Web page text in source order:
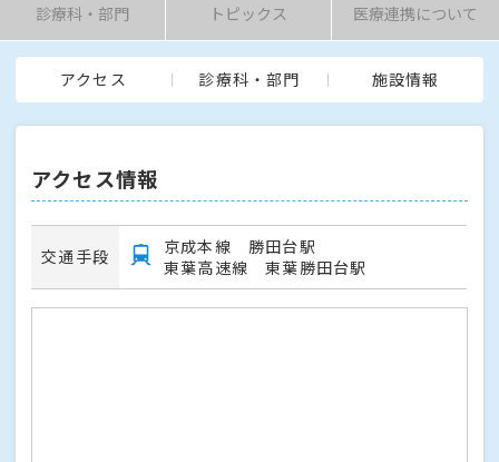
診療科・部門 トピックス 医療連携について
アクセス 診療科・部門 施設情報
アクセス情報
交通手段
京成本線 勝田台駅
東葉高速線 東葉勝田台駅